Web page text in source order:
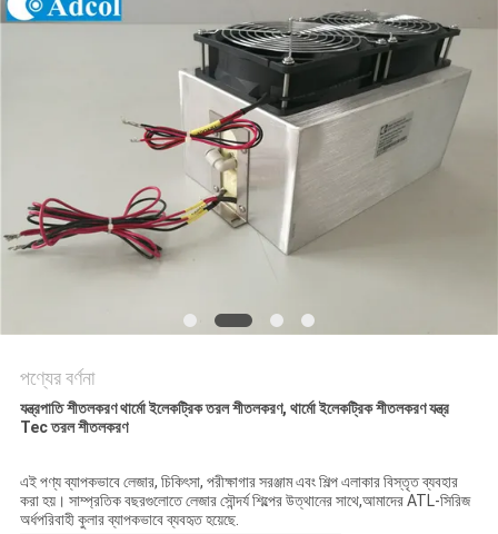
POLICY
পণ্যের বর্ণনা
যন্ত্রপাতি শীতলকরণ থার্মো ইলেকট্রিক তরল শীতলকরণ, থার্মো ইলেকট্রিক শীতলকরণ যন্ত্র
Tec তরল শীতলকরণ
এই পণ্য ব্যাপকভাবে লেজার, চিকিৎসা, পরীক্ষাগার সরঞ্জাম এবং শিল্প এলাকার বিস্তৃত ব্যবহার
করা হয়। সাম্প্রতিক বছরগুলোতে লেজার সৌন্দর্য শিল্পের উত্থানের সাথে,আমাদের ATL-সিরিজ
অর্ধপরিবাহী কুলার ব্যাপকভাবে ব্যবহৃত হয়েছে.